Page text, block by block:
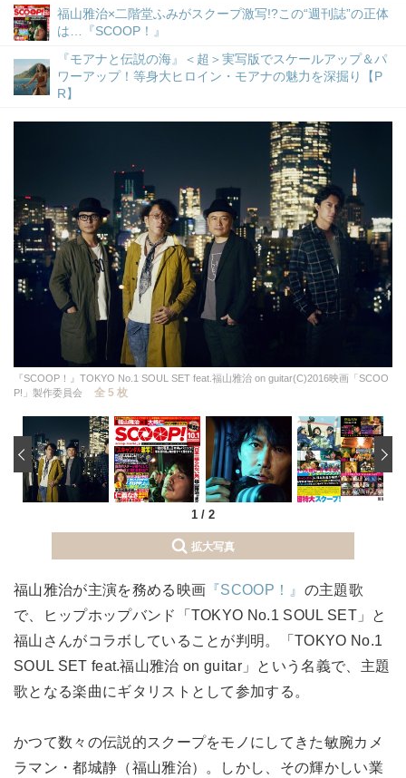
福山雅治×二階堂ふみがスクープ激写!?この“週刊誌”の正体
は…『SCOOP！』
『モアナと伝説の海』＜超＞実写版でスケールアップ＆パ
ワーアップ！等身大ヒロイン・モアナの魅力を深掘り【P
R】
『SCOOP！』TOKYO No.1 SOUL SET feat.福山雅治 on guitar(C)2016映画「SCOO
P!」製作委員会
全 5 枚
1 / 2
‹
拡大写真
福山雅治が主演を務める映画 『SCOOP！』 の主題歌
で、ヒップホップバンド「TOKYO No.1 SOUL SET」と
福山さんがコラボしていることが判明。「TOKYO No.1
SOUL SET feat.福山雅治 on guitar」という名義で、主題
歌となる楽曲にギタリストとして参加する。
かつて数々の伝説的スクープをモノにしてきた敏腕カメ
ラマン・都城静（福山雅治）。しかし、その輝かしい業